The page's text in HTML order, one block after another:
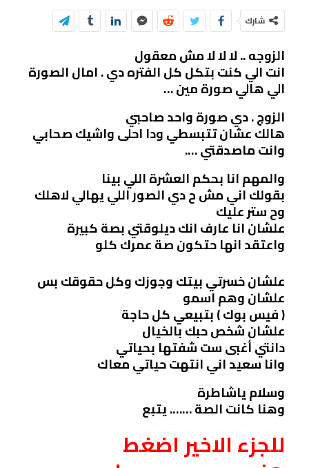
شارك
الزوجه .. لا لا لا مش معقول
انت الي كنت بتكل كل الفتره دي . امال الصورة
الي هالي صورة مين …
الزوج . دي صورة واحد صاحبي
هالك عشان تتبسطي ودا احلى واشيك صحابي
وانت ماصدقتي ….
والمهم انا بحكم العشرة اللي بينا
بقولك اني مش ح دي الصور اللي يهالي لاهلك
وح ستر عليك
علشان انا عارف انك ديلوقتي بصة كبيرة
واعتقد انها حتكون صة عمرك كلو
علشان خسرتي بيتك وجوزك وكل حقوقك بس
علشان وهم اسمو
( فيس بوك ) بتبيعي كل حاجة
علشان شخص حبك بالخيال
دانتي أغبى ست شفتها بحياتي
وانا سعيد اني انتهت حياتي معاك
وسلام ياشاطرة
وهنا كانت الصة ……. يتبع
للجزء الاخير اضغط